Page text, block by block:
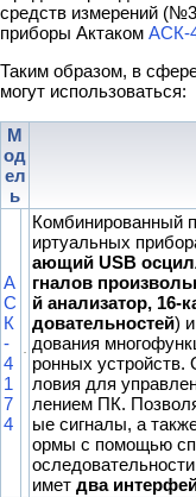
средств измерений
приборы Актаком АСК-
Таким образом, в
могут использоваться:
М
од
ел
ь
А
С
К
-
4
1
7
4
Комбинированный
иртуальных
ающий USB
гналов
й анализатор,
довательностей)
дования
ронных
ловия для
лением ПК.
ые сигналы, а
ормы с помощью
имет два